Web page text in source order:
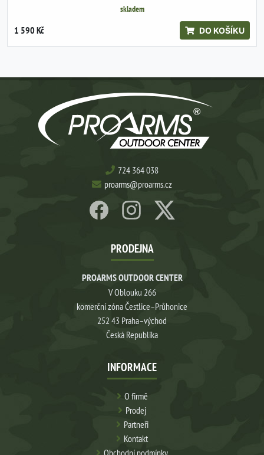
skladem
1 590 Kč DO KOŠÍKU
724 364 038
proarms@proarms.cz
PRODEJNA
PROARMS OUTDOOR CENTER
V Oblouku 266
komerční zóna Čestlice–Průhonice
252 43 Praha–východ
Česká Republika
INFORMACE
O firmě
Prodej
Partneři
Kontakt
Obchodní podmínky